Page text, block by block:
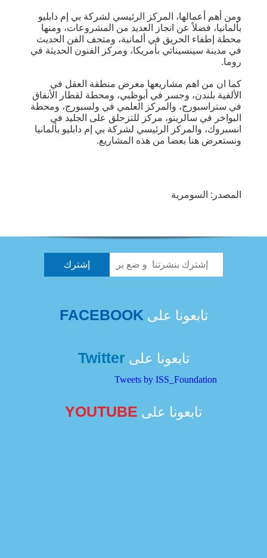
ومن أهم أعمالها، المركز الرئيسي لشركة بي إم دابليو
بألمانيا، فضلاً عن انجاز العديد من المشروعات، ومنها
محطة إطفاء الحريق في ألمانية، ومتحف الفن الحديث
في مدينة سينسيناتي بأمريكا، ومركز الفنون الحديثة في
روما.
كما ان من اهم مشاريعها معرض منطقة العقل في
الألفية بلندن، وجسر في أبوظبي، ومحطة لقطار الأنفاق
في ستراسبورج، والمركز العلمي في ولسبورج، ومحطة
البواخر في سالرينو، مركز للتزحلق على الجليد في
انسبروك، والمركز الرئيسي لشركة بي إم دابليو بألمانيا
ونستعرض هنا بعضا من هذه المشاريع.
المصدر: السومرية
تابعونا على FACEBOOK
تابعونا علىTwitter
Tweets by ISS_Foundation
تابعونا على YOUTUBE